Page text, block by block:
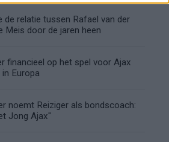
de relatie tussen Rafael van der
Meis door de jaren heen
financieel op het spel voor Ajax
Europa
noemt Reiziger als bondscoach:
Jong Ajax"